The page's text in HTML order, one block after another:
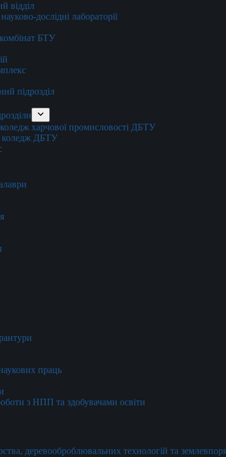
відділ
дослідні лабораторії
БТУ
підрозділ
харчової промисловості ДБТУ
коледж ДБТУ
праць
з НПП та здобувачами освіти
деревооброблювальних технологій та